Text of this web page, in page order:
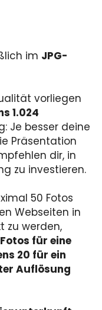
im JPG-
vorliegen
1.024
Je besser deine
Präsentation
dir, in
zu investieren.
50 Fotos
Webseiten in
zu werden,
Fotos für eine
20 für ein
Auflösung